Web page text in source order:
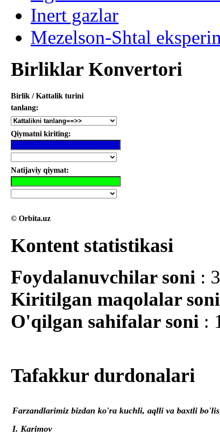
Inert gazlar
Mezelson-Shtal
Birliklar Konvertori
Birlik / Kattalik turini
tanlang:
Qiymatni kiriting:
Natijaviy qiymat:
© Orbita.uz
Kontent statistikasi
Foydalanuvchilar soni :
Kiritilgan mаqolalar soni
O'qilgan sahifalar soni :
Tafakkur durdonalari
Farzandlarimiz bizdan ko'ra kuchli, aqlli va baxtli
I. Karimov